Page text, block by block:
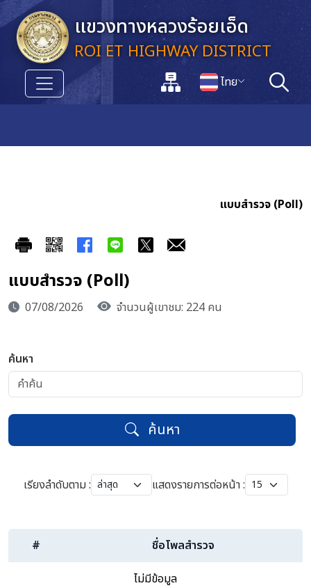
ข้ามไปยังเนื้อหาหลัก
แขวงทางหลวงร้อยเอ็ด
ROI ET HIGHWAY DISTRICT
แผนผังเว็บไซต์
เปลี่ยนภาษา
ไทย ค้นหา
แบบสำรวจ (Poll)
แบบสำรวจ (Poll)
07/08/2026 จำนวนผู้เขาชม: 224 คน
ค้นหา
ค้นหา
เรียงลำดับตาม : แสดงรายการต่อหน้า :
#
ชื่อโพลสำรวจ
ไม่มีข้อมูล